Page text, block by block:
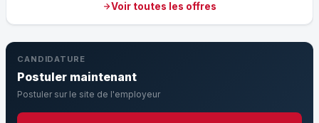
Voir toutes les offres
CANDIDATURE
Postuler maintenant
Postuler sur le site de l'employeur